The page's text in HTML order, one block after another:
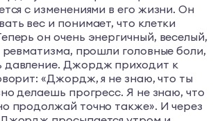
с изменениями в его жизни. Он
вес и понимает, что клетки
он очень энергичный, веселый,
ревматизма, прошли головные боли,
давление. Джордж приходит к
«Джордж, я не знаю, что ты
делаешь прогресс. Я не знаю, что
продолжай точно также». И через